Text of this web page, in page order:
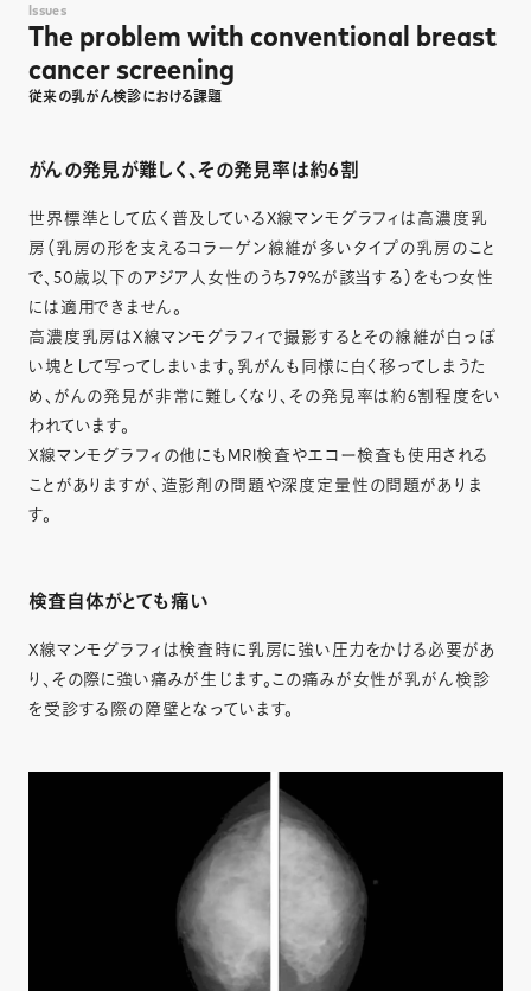
Issues
The problem with conventional breast
cancer screening
従来の乳がん検診における課題
がんの発見が難しく、その発見率は約6割
世界標準として広く普及しているX線マンモグラフィは高濃度乳
房（乳房の形を支えるコラーゲン線維が多いタイプの乳房のこと
で、50歳以下のアジア人女性のうち79%が該当する）をもつ女性
には適用できません。
高濃度乳房はX線マンモグラフィで撮影するとその線維が白っぽ
い塊として写ってしまいます。乳がんも同様に白く移ってしまうた
め、がんの発見が非常に難しくなり、その発見率は約6割程度をい
われています。
X線マンモグラフィの他にもMRI検査やエコー検査も使用される
ことがありますが、造影剤の問題や深度定量性の問題がありま
す。
検査自体がとても痛い
X線マンモグラフィは検査時に乳房に強い圧力をかける必要があ
り、その際に強い痛みが生じます。この痛みが女性が乳がん検診
を受診する際の障壁となっています。